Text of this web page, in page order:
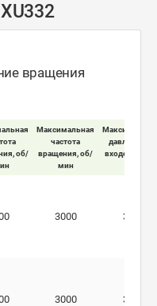
вращения
об/
Максимальная
частота
вращения, об/
мин
давление на
входе
3000 320
3000 320